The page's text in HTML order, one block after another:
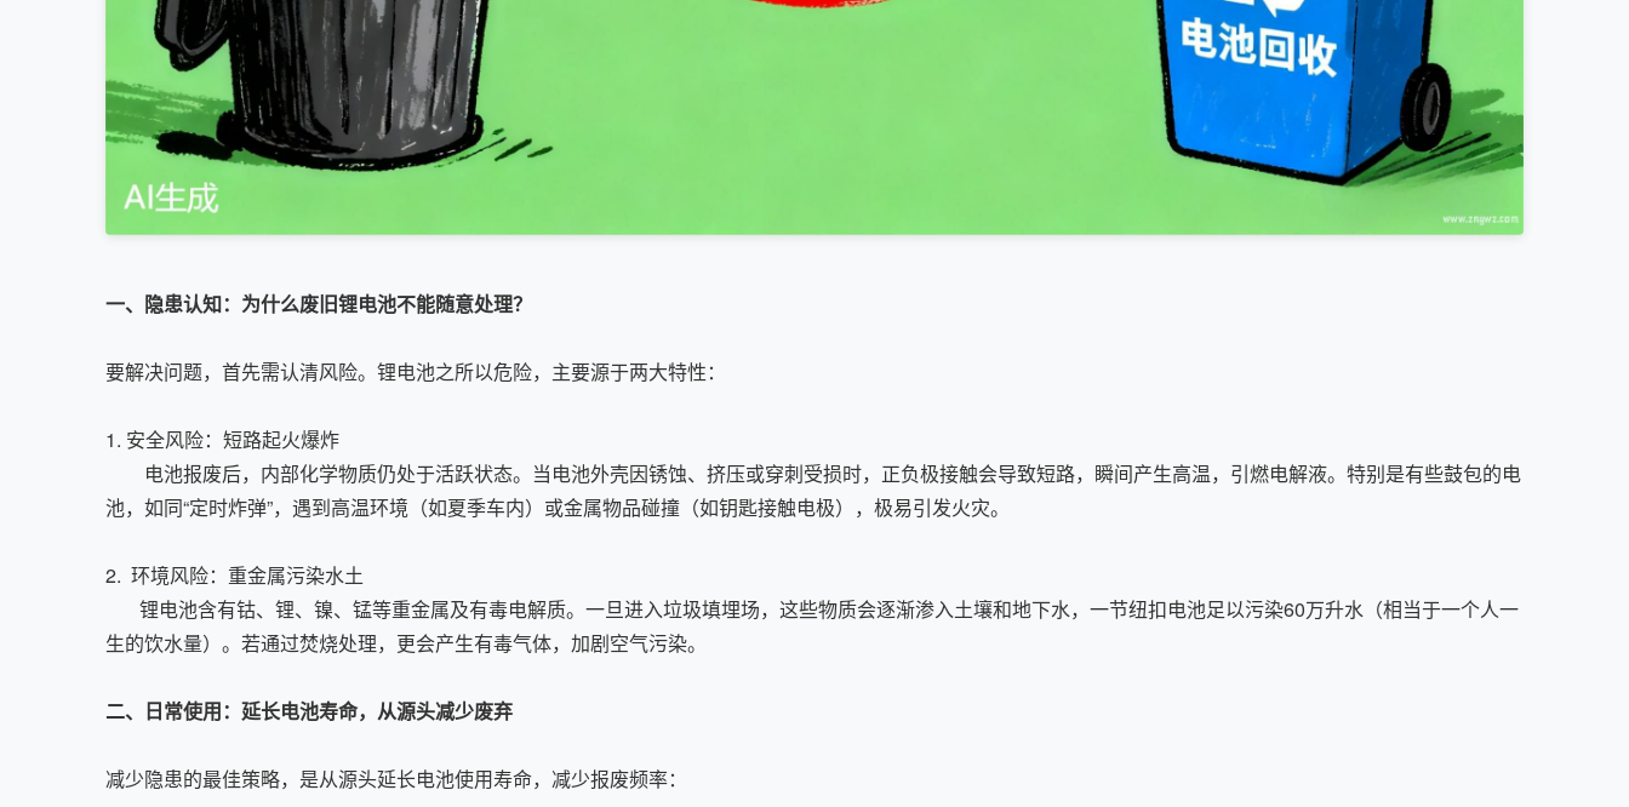
一、隐患认知：为什么废旧锂电池不能随意处理？
要解决问题，首先需认清风险。锂电池之所以危险，主要源于两大特性：
1. 安全风险：短路起火爆炸
电池报废后，内部化学物质仍处于活跃状态。当电池外壳因锈蚀、挤压或穿刺受损时，正负极接触会导致短路，瞬间产生高温，引燃电解液。特别是有些鼓包的电
池，如同“定时炸弹”，遇到高温环境（如夏季车内）或金属物品碰撞（如钥匙接触电极），极易引发火灾。
2. 环境风险：重金属污染水土
锂电池含有钴、锂、镍、锰等重金属及有毒电解质。一旦进入垃圾填埋场，这些物质会逐渐渗入土壤和地下水，一节纽扣电池足以污染60万升水（相当于一个人一
生的饮水量）。若通过焚烧处理，更会产生有毒气体，加剧空气污染。
二、日常使用：延长电池寿命，从源头减少废弃
减少隐患的最佳策略，是从源头延长电池使用寿命，减少报废频率：